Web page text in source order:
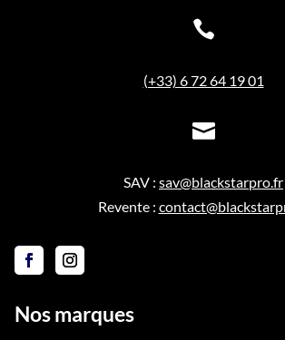

(+33) 6 72 64 19 01

SAV : sav@blackstarpro.fr
Revente :
Nos marques